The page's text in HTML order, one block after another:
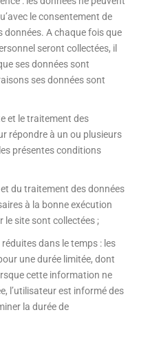
le consentement de
données. A chaque fois que
seront collectées, il
ses données sont
ses données sont
et le traitement des
répondre à un ou plusieurs
présentes conditions
du traitement des données
à la bonne exécution
le site sont collectées ;
dans le temps : les
une durée limitée, dont
cette information ne
l’utilisateur est informé des
la durée de